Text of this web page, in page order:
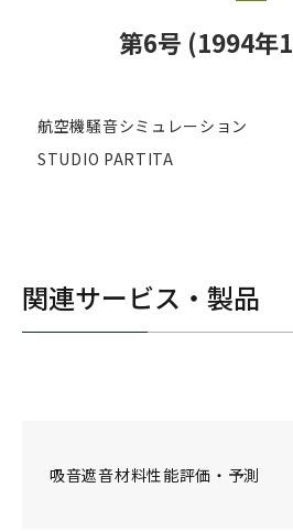
第6号 (1994年
航空機騒音シミュレーション
STUDIO PARTITA
関連サービス・製品
吸音遮音材料性能評価・予測